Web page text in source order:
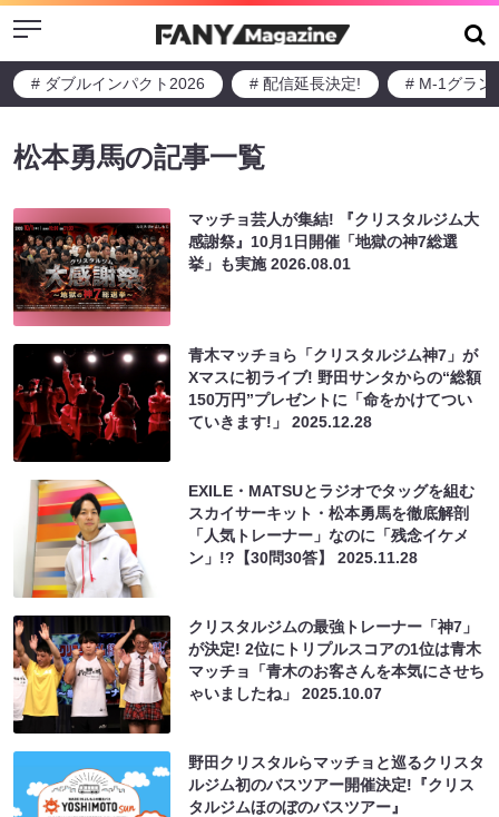
Menu
# ダブルインパクト2026 # 配信延長決定! # M-1グラン
松本勇馬の記事一覧
マッチョ芸人が集結! 『クリスタルジム大
感謝祭』10月1日開催「地獄の神7総選
挙」も実施2026.08.01
青木マッチョら「クリスタルジム神7」が
Xマスに初ライブ! 野田サンタからの“総額
150万円”プレゼントに「命をかけてつい
ていきます!」2025.12.28
EXILE・MATSUとラジオでタッグを組む
スカイサーキット・松本勇馬を徹底解剖
「人気トレーナー」なのに「残念イケメ
ン」!?【30問30答】2025.11.28
クリスタルジムの最強トレーナー「神7」
が決定! 2位にトリプルスコアの1位は青木
マッチョ「青木のお客さんを本気にさせち
ゃいましたね」2025.10.07
野田クリスタルらマッチョと巡るクリスタ
ルジム初のバスツアー開催決定!『クリス
タルジムほのぼのバスツアー』